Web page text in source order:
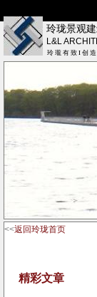
玲珑景观
L&L
玲 瓏 有 致 I 创
<<返回玲珑首页
精彩文章